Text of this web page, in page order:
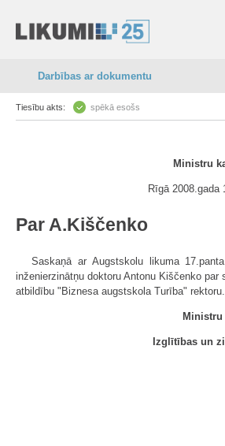
Darbības ar dokumentu
Tiesību akts: spēkā esošs
Ministru
Rīgā 2008.gada
Par A.Kiščenko
Saskaņā ar Augstskolu likuma
inženier­zinātņu doktoru Antonu Kiščenko par
atbildību "Biznesa augstskola Turība" rektoru.
Izglītības un